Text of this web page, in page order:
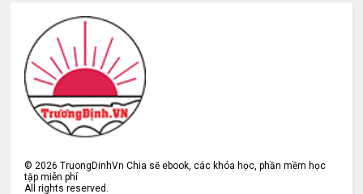
© 2026 TruongDinhVn Chia sẽ ebook, các khóa học, phần mềm học
tập miễn phí
All rights reserved.